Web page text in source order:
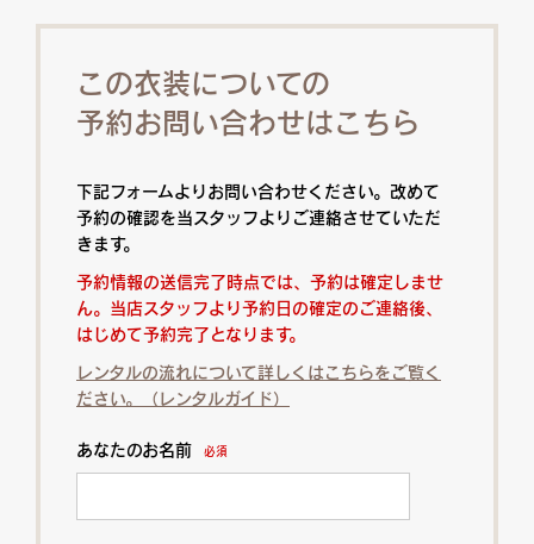
この衣装についての
予約お問い合わせはこちら
下記フォームよりお問い合わせください。改めて
予約の確認を当スタッフよりご連絡させていただ
きます。
予約情報の送信完了時点では、予約は確定しませ
ん。当店スタッフより予約日の確定のご連絡後、
はじめて予約完了となります。
レンタルの流れについて詳しくはこちらをご覧く
ださい。（レンタルガイド）
あなたのお名前 必須